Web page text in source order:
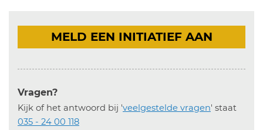
MELD EEN INITIATIEF AAN
Vragen?
Kijk of het antwoord bij 'veelgestelde vragen' staat
035 - 24 00 118